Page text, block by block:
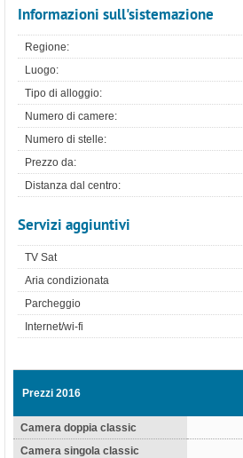
Informazioni sull'sistemazione
Regione:
Luogo:
Tipo di alloggio:
Numero di camere:
Numero di stelle:
Prezzo da:
Distanza dal centro:
Servizi aggiuntivi
TV Sat
Aria condizionata
Parcheggio
Internet/wi-fi
Prezzi 2016
Camera doppia classic
Camera singola classic